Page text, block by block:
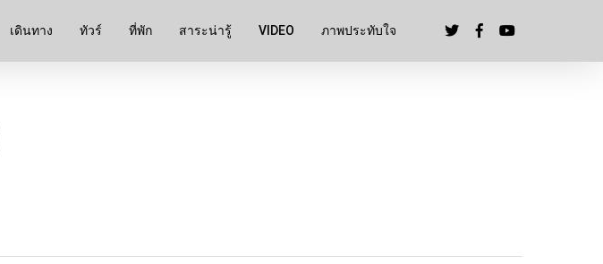
เดินทาง ทัวร์ ที่พัก สาระน่ารู้ VIDEO ภาพประทับใจ